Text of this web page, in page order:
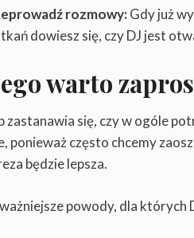
rozmowy:Gdy już
dowiesz się, czy DJ jest
warto
zastanawia się, czy w ogóle
ponieważ często chcemy
będzie lepsza.
powody, dla